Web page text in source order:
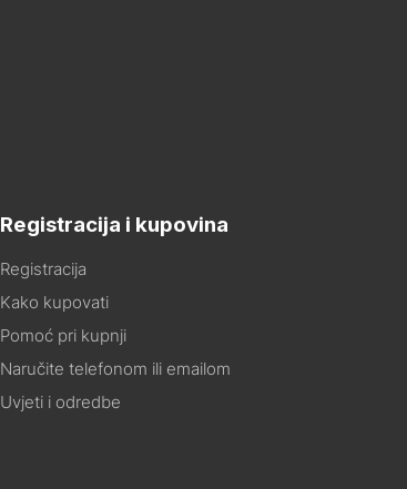
Registracija i kupovina
Registracija
Kako kupovati
Pomoć pri kupnji
Naručite telefonom ili emailom
Uvjeti i odredbe